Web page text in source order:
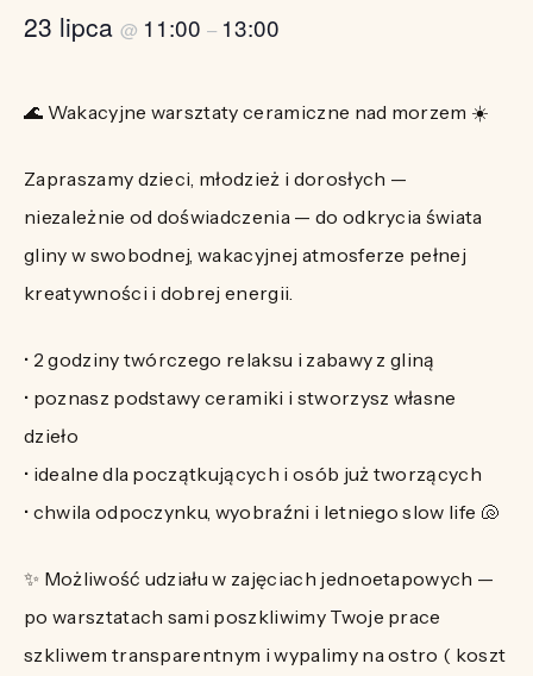
23 lipca @ 11:00 – 13:00
🌊 Wakacyjne warsztaty ceramiczne nad morzem ☀️
Zapraszamy dzieci, młodzież i dorosłych —
niezależnie od doświadczenia — do odkrycia świata
gliny w swobodnej, wakacyjnej atmosferze pełnej
kreatywności i dobrej energii.
• 2 godziny twórczego relaksu i zabawy z gliną
• poznasz podstawy ceramiki i stworzysz własne
dzieło
• idealne dla początkujących i osób już tworzących
• chwila odpoczynku, wyobraźni i letniego slow life 🐚
✨ Możliwość udziału w zajęciach jednoetapowych —
po warsztatach sami poszkliwimy Twoje prace
szkliwem transparentnym i wypalimy na ostro ( koszt